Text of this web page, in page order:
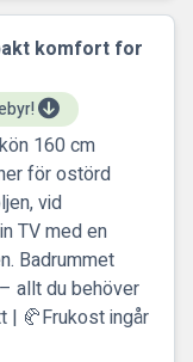
komfort for
160 cm
för ostörd
vid
TV med en
Badrummet
allt du behöver
| 🥐Frukost ingår